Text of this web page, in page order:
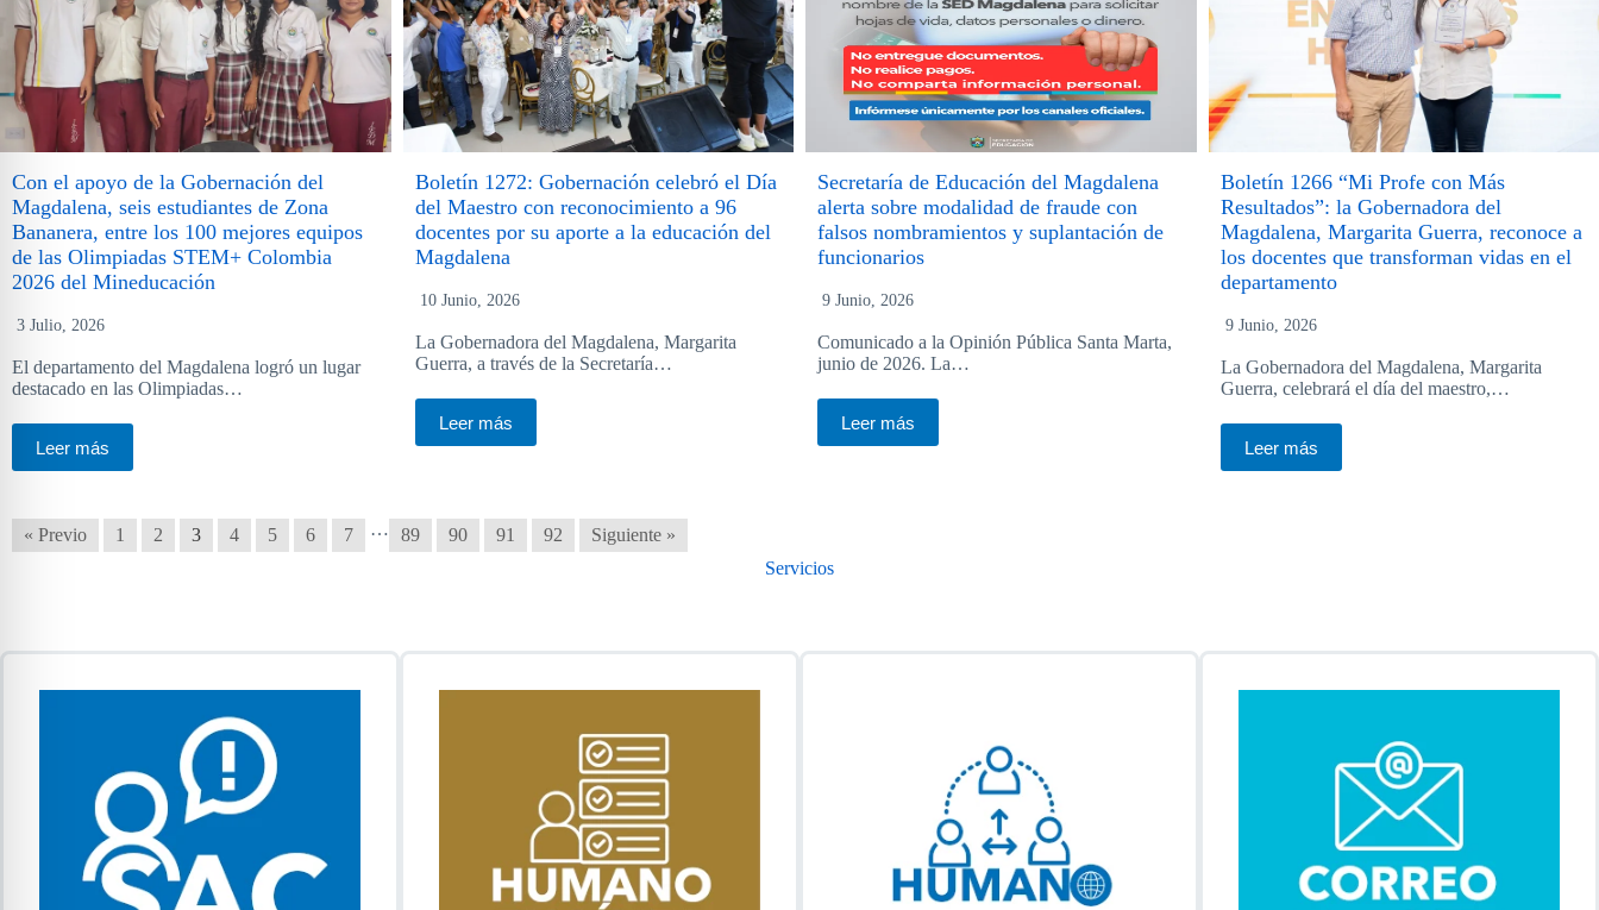
Con el apoyo de la Gobernación del
Magdalena, seis estudiantes de Zona
Bananera, entre los 100 mejores equipos
de las Olimpiadas STEM+ Colombia
2026 del Mineducación
3 Julio, 2026
El departamento del Magdalena logró un lugar
destacado en las Olimpiadas…
Leer más
Boletín 1272: Gobernación celebró el Día
del Maestro con reconocimiento a 96
docentes por su aporte a la educación del
Magdalena
10 Junio, 2026
La Gobernadora del Magdalena, Margarita
Guerra, a través de la Secretaría…
Leer más
Secretaría de Educación del Magdalena
alerta sobre modalidad de fraude con
falsos nombramientos y suplantación de
funcionarios
9 Junio, 2026
Comunicado a la Opinión Pública Santa Marta,
junio de 2026. La…
Leer más
Boletín 1266 “Mi Profe con Más
Resultados”: la Gobernadora del
Magdalena, Margarita Guerra, reconoce a
los docentes que transforman vidas en el
departamento
9 Junio, 2026
La Gobernadora del Magdalena, Margarita
Guerra, celebrará el día del maestro,…
Leer más
« Previo 1 2 3 4 5 6 7 … 89 90 91 92
Siguiente »
Servicios